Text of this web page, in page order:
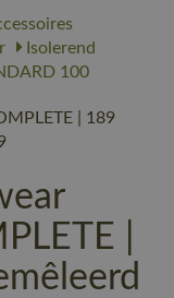
Isolerend
100
| 189
|